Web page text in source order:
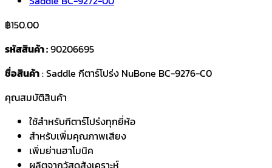
฿150.00
รหัสสินค้า :90206695
ชื่อสินค้า: Saddle กีตาร์โปร่ง NuBone BC-9276-C0
คุณสมบัติสินค้า
ใช้สำหรับกีตาร์โปร่งทุกยี่ห้อ
สำหรับเพิ่มคุณภาพเสียง
เพิ่มย่านฮาโมนิค
ผลิตจากวัสดุสังเคราะห์